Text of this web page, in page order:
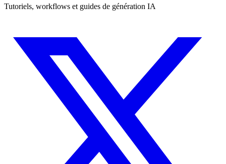
Tutoriels, workflows et guides de génération IA